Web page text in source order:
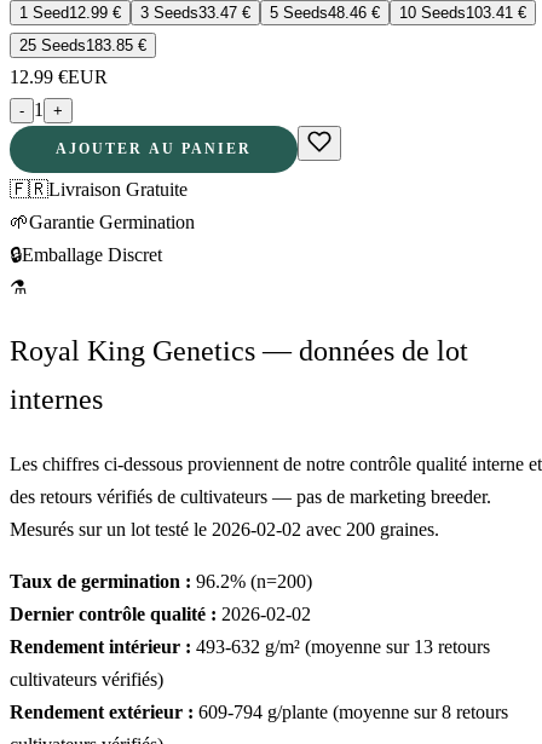
1 Seed12.99 € 3 Seeds33.47 € 5 Seeds48.46 € 10 Seeds103.41 €
25 Seeds183.85 €
12.99 €EUR
- 1 +
AJOUTER AU PANIER
🇫🇷Livraison Gratuite
🌱Garantie Germination
🔒Emballage Discret
⚗
Royal King Genetics — données de lot
internes
Les chiffres ci-dessous proviennent de notre contrôle qualité interne et
des retours vérifiés de cultivateurs — pas de marketing breeder.
Mesurés sur un lot testé le 2026-02-02 avec 200 graines.
Taux de germination : 96.2% (n=200)
Dernier contrôle qualité : 2026-02-02
Rendement intérieur : 493-632 g/m² (moyenne sur 13 retours
cultivateurs vérifiés)
Rendement extérieur : 609-794 g/plante (moyenne sur8 retours